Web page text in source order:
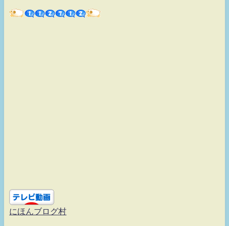
にほんブログ村